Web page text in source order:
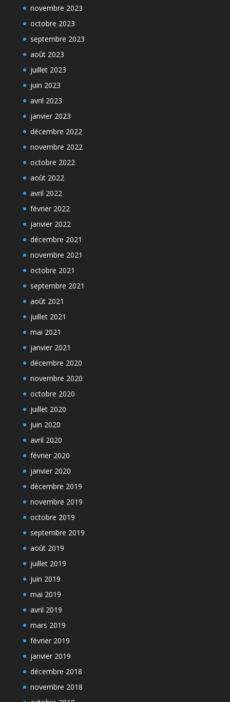
novembre 2023
octobre 2023
septembre 2023
août 2023
juillet 2023
juin 2023
avril 2023
janvier 2023
décembre 2022
novembre 2022
octobre 2022
août 2022
avril 2022
février 2022
janvier 2022
décembre 2021
novembre 2021
octobre 2021
septembre 2021
août 2021
juillet 2021
mai 2021
janvier 2021
décembre 2020
novembre 2020
octobre 2020
juillet 2020
juin 2020
avril 2020
février 2020
janvier 2020
décembre 2019
novembre 2019
octobre 2019
septembre 2019
août 2019
juillet 2019
juin 2019
mai 2019
avril 2019
mars 2019
février 2019
janvier 2019
décembre 2018
novembre 2018